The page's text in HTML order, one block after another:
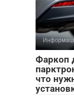
Фаркоп
что